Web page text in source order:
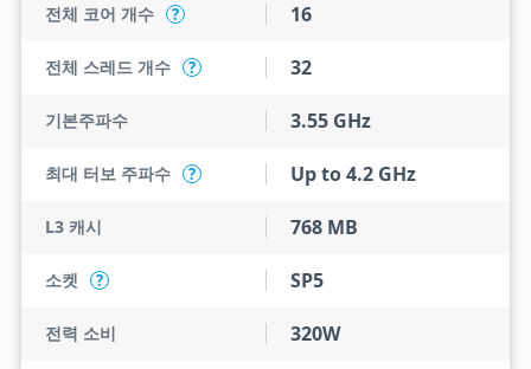
전체 코어 개수 ? 16
전체 스레드 개수 ? 32
기본주파수 3.55 GHz
최대 터보 주파수 ? Up to 4.2 GHz
L3 캐시 768 MB
소켓 ? SP5
전력 소비 320W